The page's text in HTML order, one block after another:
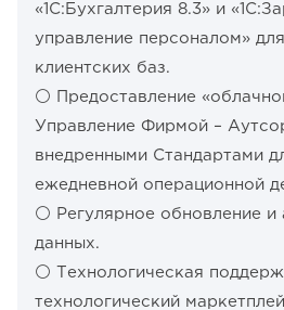
«1С:Бухгалтерия 8.3» и
управление персоналом»
клиентских баз.
⚪️ Предоставление
Управление Фирмой –
внедренными Стандартами
ежедневной операционной
⚪️ Регулярное обновление и
данных.
⚪️ Технологическая
технологический